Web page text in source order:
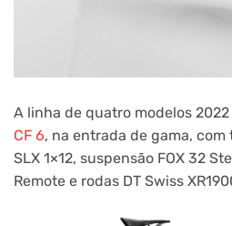
A linha de quatro modelos
CF 6, na entrada de gama,
SLX 1×12, suspensão FOX 32
Remote e rodas DT Swiss